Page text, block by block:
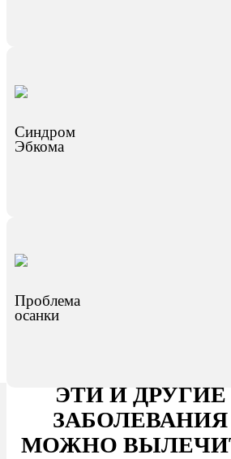
Синдром
Эбкома
Проблема
осанки
ЭТИ И ДРУГИЕ
ЗАБОЛЕВАНИЯ
МОЖНО